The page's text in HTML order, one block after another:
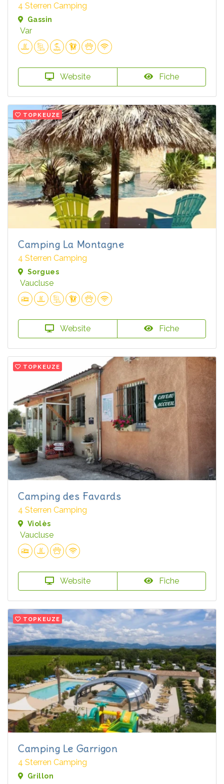
4 Sterren Camping
Gassin
Var
Website Fiche
TOPKEUZE
Camping La Montagne
4 Sterren Camping
Sorgues
Vaucluse
Website Fiche
TOPKEUZE
Camping des Favards
4 Sterren Camping
Violès
Vaucluse
Website Fiche
TOPKEUZE
Camping Le Garrigon
4 Sterren Camping
Grillon